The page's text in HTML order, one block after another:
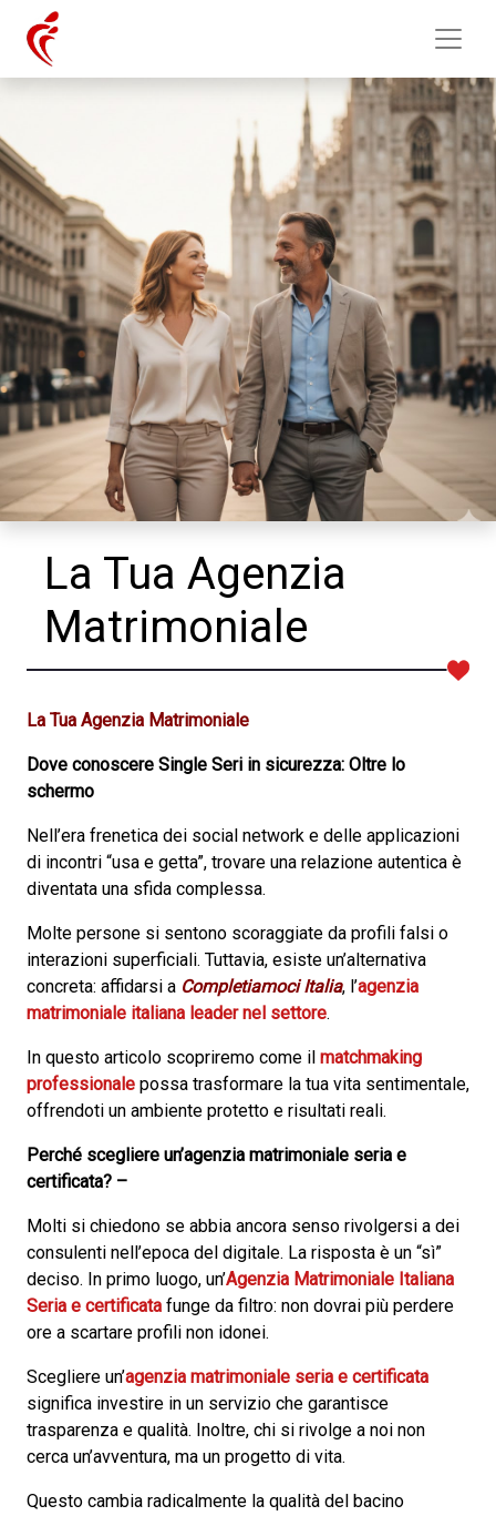
La Tua Agenzia
Matrimoniale
La Tua Agenzia Matrimoniale
Dove conoscere Single Seri in sicurezza: Oltre lo
schermo
Nell’era frenetica dei social network e delle applicazioni
di incontri “usa e getta”, trovare una relazione autentica è
diventata una sfida complessa.
Molte persone si sentono scoraggiate da profili falsi o
interazioni superficiali. Tuttavia, esiste un’alternativa
concreta: affidarsi a Completiamoci Italia, l’agenzia
matrimoniale italiana leader nel settore.
In questo articolo scopriremo come il matchmaking
professionale possa trasformare la tua vita sentimentale,
offrendoti un ambiente protetto e risultati reali.
Perché scegliere un’agenzia matrimoniale seria e
certificata? –
Molti si chiedono se abbia ancora senso rivolgersi a dei
consulenti nell’epoca del digitale. La risposta è un “sì”
deciso. In primo luogo, un’Agenzia Matrimoniale Italiana
Seria e certificata funge da filtro: non dovrai più perdere
ore a scartare profili non idonei.
Scegliere un’agenzia matrimoniale seria e certificata
significa investire in un servizio che garantisce
trasparenza e qualità. Inoltre, chi si rivolge a noi non
cerca un’avventura, ma un progetto di vita.
Questo cambia radicalmente la qualità del bacino